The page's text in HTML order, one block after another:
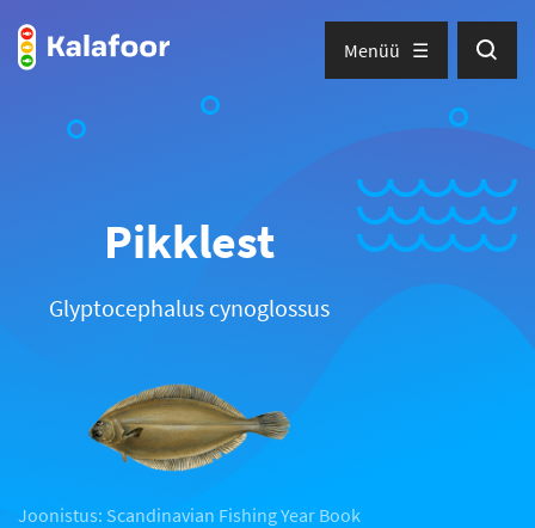
Menüü
Pikklest
Glyptocephalus cynoglossus
Joonistus: Scandinavian Fishing Year Book